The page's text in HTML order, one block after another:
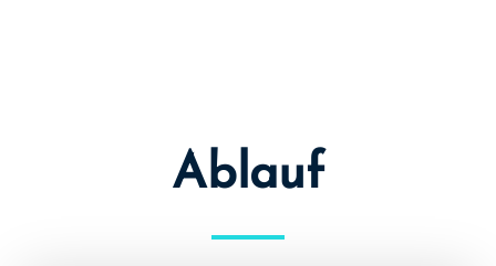
Ablauf